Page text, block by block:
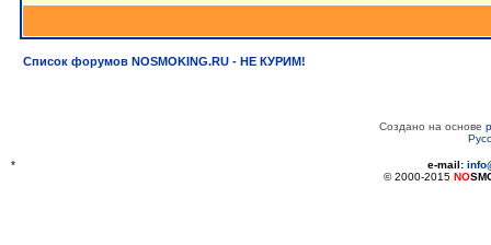
Список форумов NOSMOKING.RU - НЕ КУРИМ!
Создано на основе
* e-mail:
© 2000-2015 NO